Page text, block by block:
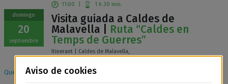
domingo
20
septiembre
11:00 1 h 30 min.
Visita guiada a Caldes de
Malavella | Ruta “Caldes en
Temps de Guerres”
Itinerant | Caldes de Malavella,
Quedan40entradas disponibles
Aviso de cookies